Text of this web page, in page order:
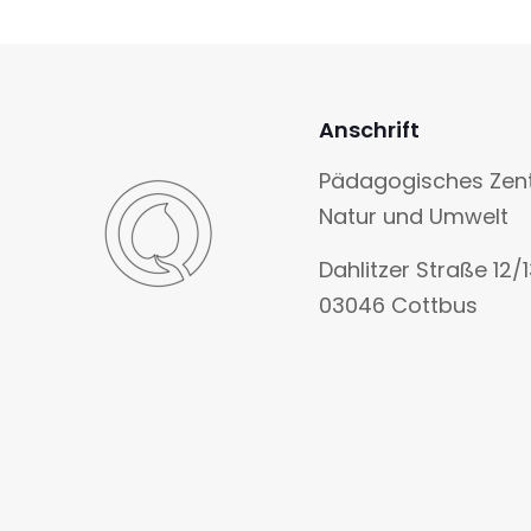
Anschrift
Pädagogisches
Natur und Umwelt
Dahlitzer Straße 12/
03046 Cottbus